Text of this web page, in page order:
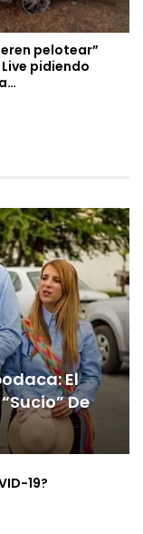
pelotear”
pidiendo
El
De
19?